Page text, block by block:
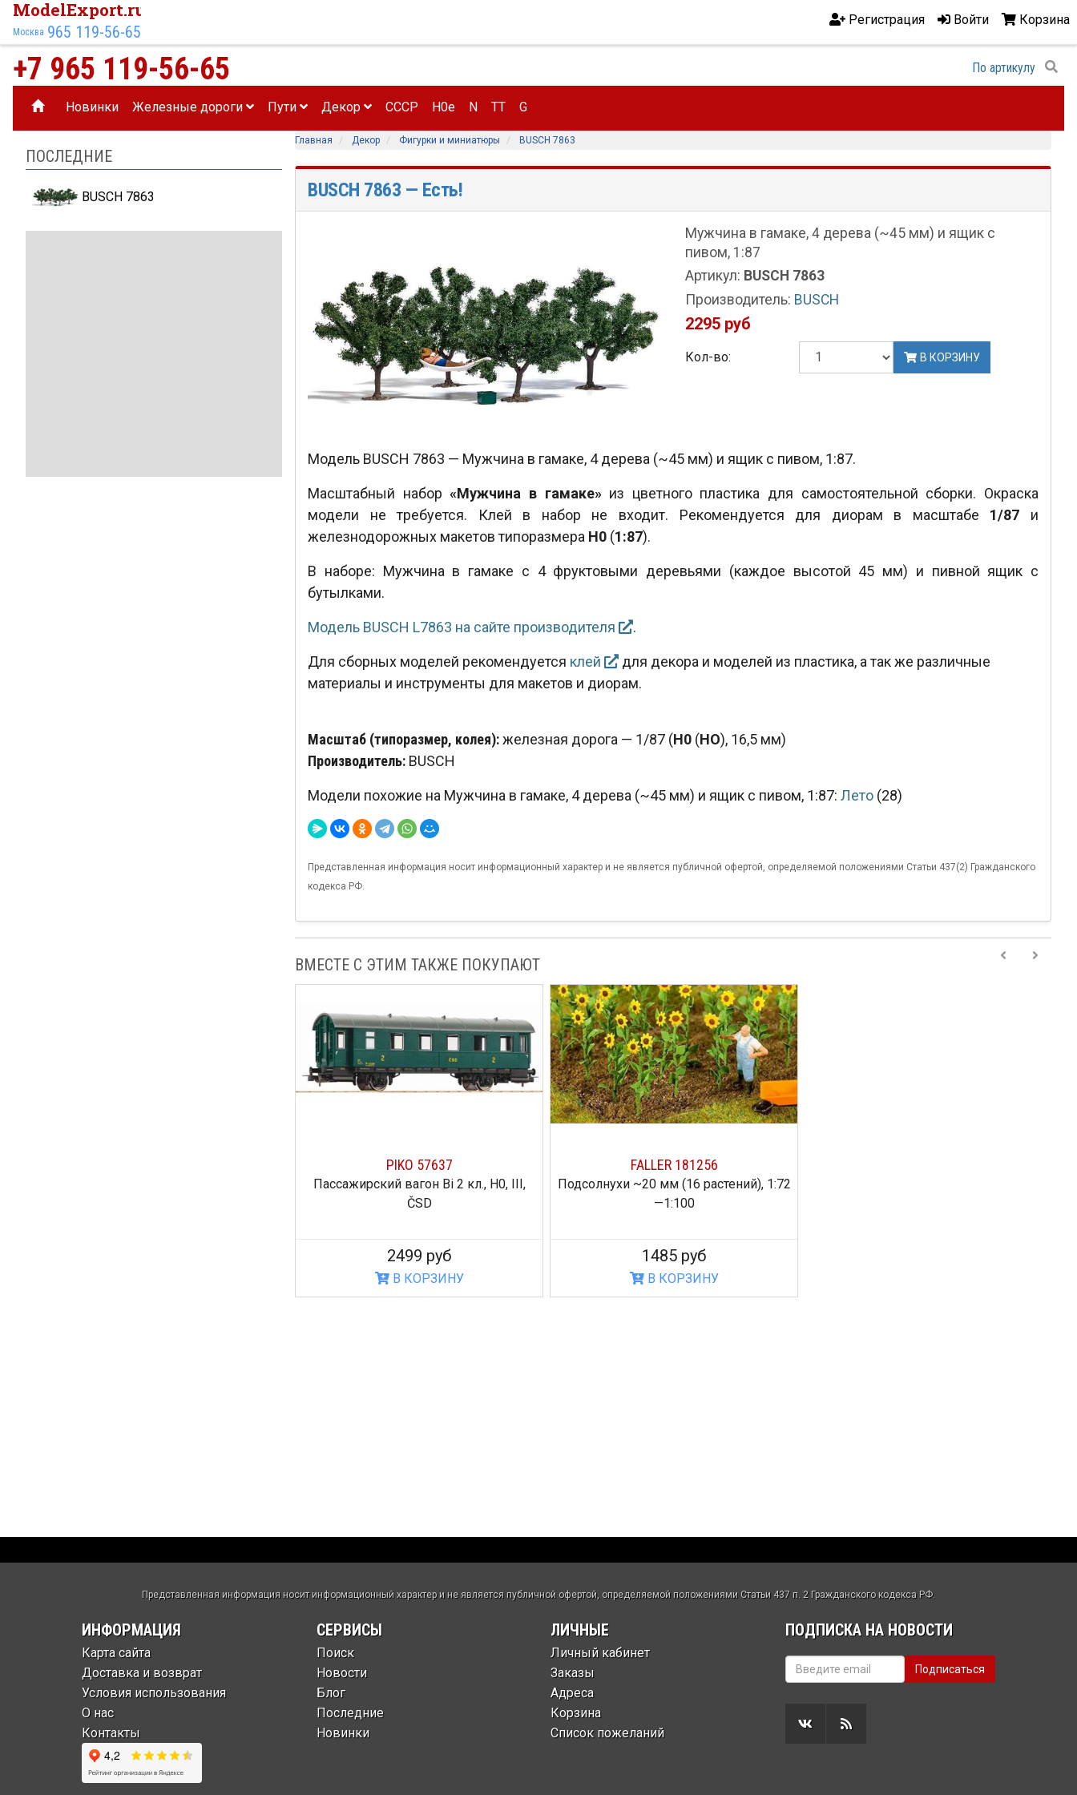
ModelExport.ru
Москва 965 119-56-65
Регистрация Войти Корзина
+7 965 119-56-65
Новинки Железные дороги Пути Декор CCCP H0e N TT G
ПОСЛЕДНИЕ
BUSCH 7863
Главная Декор Фигурки и миниатюры BUSCH 7863
BUSCH 7863 — Есть!
Мужчина в гамаке, 4 дерева (~45 мм) и ящик с
пивом, 1:87
Артикул: BUSCH 7863
Производитель: BUSCH
2295 руб
Кол-во: В КОРЗИНУ
Модель BUSCH 7863 — Мужчина в гамаке, 4 дерева (~45 мм) и ящик с пивом, 1:87.
Масштабный набор «Мужчина в гамаке»из цветного пластика для самостоятельной сборки. Окраска
модели не требуется. Клей в набор не входит. Рекомендуется для диорам в масштабе 1/87 и
железнодорожных макетов типоразмера Н0 (1:87).
В наборе: Мужчина в гамаке с 4 фруктовыми деревьями (каждое высотой 45 мм) и пивной ящик с
бутылками.
Модель BUSCH L7863 на сайте производителя .
Для сборных моделей рекомендуется клей
для декора и моделей из пластика, а так же различные
материалы и инструменты для макетов и диорам.
Масштаб (типоразмер, колея):железная дорога — 1/87 (H0 (HO), 16,5 мм)
Производитель: BUSCH
Модели похожие на Мужчина в гамаке, 4 дерева (~45 мм) и ящик с пивом, 1:87: Лето (28)
Представленная информация носит информационный характер и не является публичной офертой, определяемой положениями Статьи 437(2) Гражданского
кодекса РФ.
ВМЕСТЕ С ЭТИМ ТАКЖЕ ПОКУПАЮТ
PIKO 57637
Пассажирский вагон Bi 2 кл., H0, III,
ČSD
2499 руб
В КОРЗИНУ
FALLER 181256
Подсолнухи ~20 мм (16 растений), 1:72
—1:100
1485 руб
В КОРЗИНУ
Представленная информация носит информационный характер и не является публичной офертой, определяемой положениями Статьи 437 п. 2 Гражданского кодекса РФ.
ИНФОРМАЦИЯ
Карта сайта
Доставка и возврат
Условия использования
О нас
Контакты
СЕРВИСЫ
Поиск
Новости
Блог
Последние
Новинки
ЛИЧНЫЕ
Личный кабинет
Заказы
Адреса
Корзина
Список пожеланий
ПОДПИСКА НА НОВОСТИ